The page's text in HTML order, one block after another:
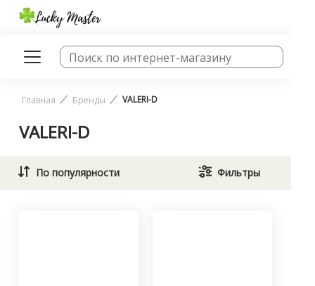
Главная Бренды VALERI-D
VALERI-D
По популярности Фильтры